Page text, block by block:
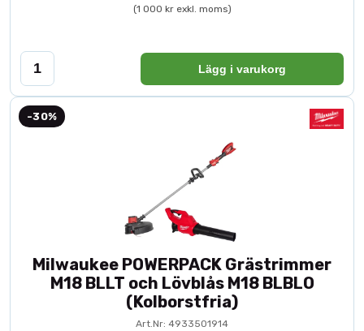
(1 000 kr exkl. moms)
Lägg i varukorg
-30%
Milwaukee POWERPACK Grästrimmer
M18 BLLT och Lövblås M18 BLBLO
(Kolborstfria)
Art.Nr: 4933501914